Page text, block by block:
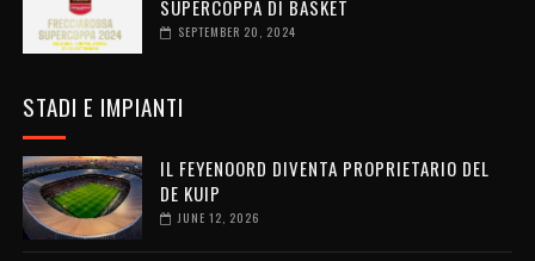
SUPERCOPPA DI BASKET
SEPTEMBER 20, 2024
STADI E IMPIANTI
IL FEYENOORD DIVENTA PROPRIETARIO DEL
DE KUIP
JUNE 12, 2026